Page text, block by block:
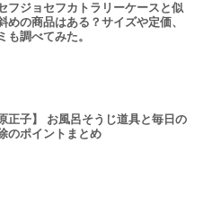
フジョセフカトラリーケースと似
めの商品はある？サイズや定価、
も調べてみた。
原正子】 お風呂そうじ道具と毎日の
のポイントまとめ